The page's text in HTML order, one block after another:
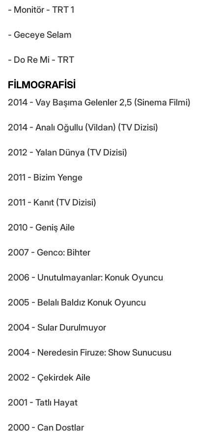
- Monitör - TRT 1
- Geceye Selam
- Do Re Mi - TRT
FİLMOGRAFİSİ
2014 - Vay Başıma Gelenler 2,5 (Sinema Filmi)
2014 - Analı Oğullu (Vildan) (TV Dizisi)
2012 - Yalan Dünya (TV Dizisi)
2011 - Bizim Yenge
2011 - Kanıt (TV Dizisi)
2010 - Geniş Aile
2007 - Genco: Bihter
2006 - Unutulmayanlar: Konuk Oyuncu
2005 - Belalı Baldız Konuk Oyuncu
2004 - Sular Durulmuyor
2004 - Neredesin Firuze: Show Sunucusu
2002 - Çekirdek Aile
2001 - Tatlı Hayat
2000 - Can Dostlar